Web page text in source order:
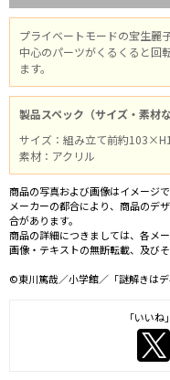
プライベートモードの宝生麗
中心のパーツがくるくると回
ます。
製品スペック（サイズ・素材な
サイズ：組み立て前約
素材：アクリル
商品の写真および画像はイメージ
メーカーの都合により、商品のデ
合があります。
商品の詳細につきましては、各メ
画像・テキストの無断転載、及び
©東川篤哉／小学館／「謎解きは
「いい